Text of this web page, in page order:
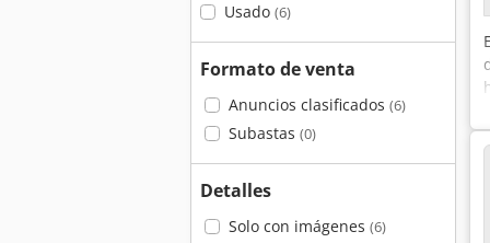
Usado (6)
Formato de venta
Anuncios clasificados (6)
Subastas (0)
Detalles
Solo con imágenes (6)